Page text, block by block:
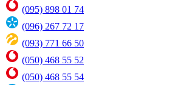
(095) 898 01 74
(096) 267 72 17
(093) 771 66 50
(050) 468 55 52
(050) 468 55 54